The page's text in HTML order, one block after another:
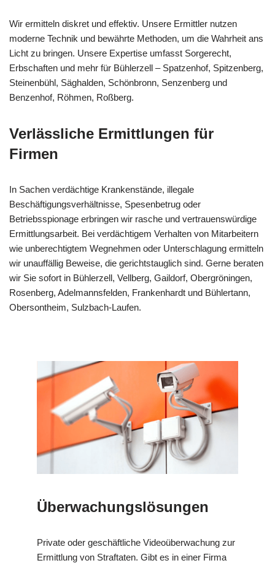
Wir ermitteln diskret und effektiv. Unsere Ermittler nutzen
moderne Technik und bewährte Methoden, um die Wahrheit ans
Licht zu bringen. Unsere Expertise umfasst Sorgerecht,
Erbschaften und mehr für Bühlerzell – Spatzenhof, Spitzenberg,
Steinenbühl, Säghalden, Schönbronn, Senzenberg und
Benzenhof, Röhmen, Roßberg.
Verlässliche Ermittlungen für
Firmen
In Sachen verdächtige Krankenstände, illegale
Beschäftigungsverhältnisse, Spesenbetrug oder
Betriebsspionage erbringen wir rasche und vertrauenswürdige
Ermittlungsarbeit. Bei verdächtigem Verhalten von Mitarbeitern
wie unberechtigtem Wegnehmen oder Unterschlagung ermitteln
wir unauffällig Beweise, die gerichtstauglich sind. Gerne beraten
wir Sie sofort in Bühlerzell, Vellberg, Gaildorf, Obergröningen,
Rosenberg, Adelmannsfelden, Frankenhardt und Bühlertann,
Obersontheim, Sulzbach-Laufen.
Überwachungslösungen
Private oder geschäftliche Videoüberwachung zur
Ermittlung von Straftaten. Gibt es in einer Firma